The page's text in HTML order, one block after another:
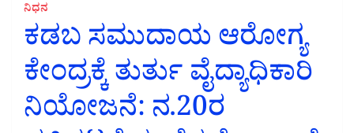
ನಿಧನ
ಕಡಬ ಸಮುದಾಯ ಆರೋಗ್ಯ
ಕೇಂದ್ರಕ್ಕೆ ತುರ್ತು ವೈದ್ಯಾಧಿಕಾರಿ
ನಿಯೋಜನೆ: ನ.20ರ